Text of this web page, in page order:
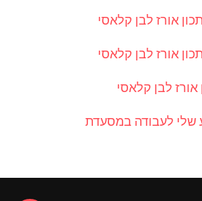
אורז לבן קלאסי
אורז לבן קלאסי
אורז לבן קלאסי
שלי לעבודה במסעדת